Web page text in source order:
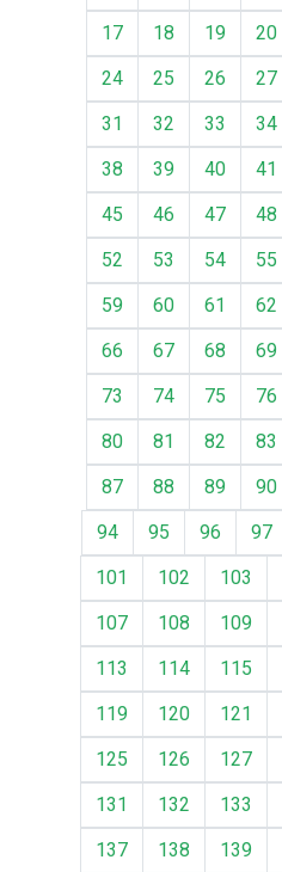
17
18 19 20
24
25 26 27
31
32 33 34
38
39 40 41
45
46 47 48
52
53 54 55
59
60 61 62
66
67 68 69
73
74 75 76
80
81 82 83
87
88 89 90
94
95 96 97
101
102 103
107
108 109
113
114 115
119
120 121
125
126 127
131
132 133
137
138 139